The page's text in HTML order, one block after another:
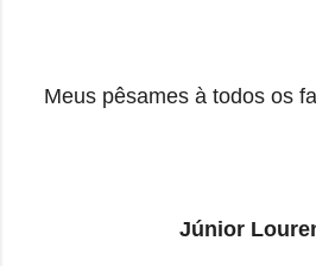
Meus pêsames à todos os
Júnior